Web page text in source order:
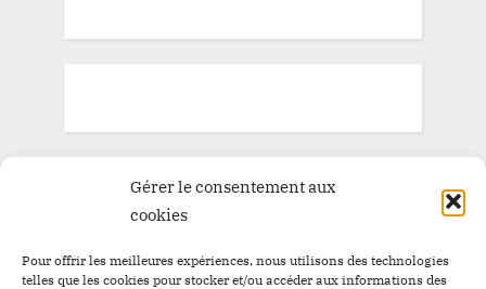
Gérer le consentement aux
cookies
Pour offrir les meilleures expériences, nous utilisons des technologies
telles que les cookies pour stocker et/ou accéder aux informations des